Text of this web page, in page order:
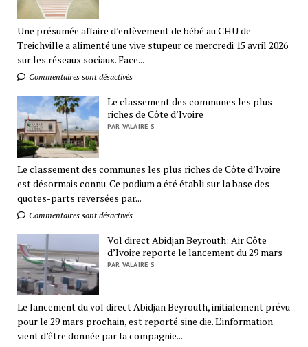
Une présumée affaire d’enlèvement de bébé au CHU de
Treichville a alimenté une vive stupeur ce mercredi 15 avril 2026
sur les réseaux sociaux. Face...
Commentaires sont désactivés
Le classement des communes les plus
riches de Côte d’Ivoire
PAR VALAIRE S
Le classement des communes les plus riches de Côte d’Ivoire
est désormais connu. Ce podium a été établi sur la base des
quotes-parts reversées par...
Commentaires sont désactivés
Vol direct Abidjan Beyrouth: Air Côte
d’Ivoire reporte le lancement du 29 mars
PAR VALAIRE S
Le lancement du vol direct Abidjan Beyrouth, initialement prévu
pour le 29 mars prochain, est reporté sine die. L’information
vient d’être donnée par la compagnie...